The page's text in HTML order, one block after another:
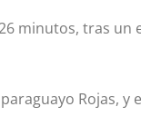
minutos, tras
Rojas, y